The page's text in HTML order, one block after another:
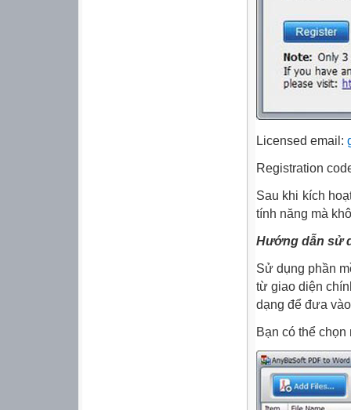
Licensed email:
Registration
Sau khi kích
tính năng mà
Hướng dẫn sử
Sử dụng phần
từ giao diện
dạng để đưa
Bạn có thể